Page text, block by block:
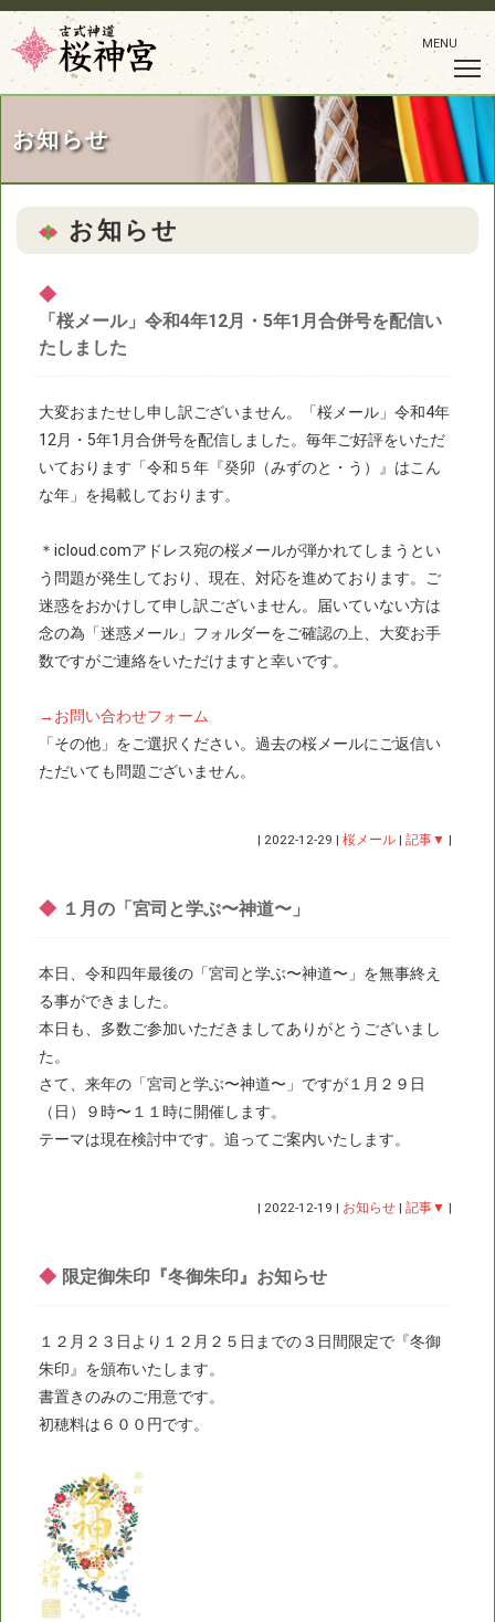
MENU
お知らせ
お知らせ
◆
「桜メール」令和4年12月・5年1月合併号を配信い
たしました
大変おまたせし申し訳ございません。「桜メール」令和4年
12月・5年1月合併号を配信しました。毎年ご好評をいただ
いております「令和５年『癸卯（みずのと・う）』はこん
な年」を掲載しております。
＊icloud.comアドレス宛の桜メールが弾かれてしまうとい
う問題が発生しており、現在、対応を進めております。ご
迷惑をおかけして申し訳ございません。届いていない方は
念の為「迷惑メール」フォルダーをご確認の上、大変お手
数ですがご連絡をいただけますと幸いです。
→お問い合わせフォーム
「その他」をご選択ください。過去の桜メールにご返信い
ただいても問題ございません。
| 2022-12-29 |桜メール |記事▼ |
◆ １月の「宮司と学ぶ〜神道〜」
本日、令和四年最後の「宮司と学ぶ〜神道〜」を無事終え
る事ができました。
本日も、多数ご参加いただきましてありがとうございまし
た。
さて、来年の「宮司と学ぶ〜神道〜」ですが１月２９日
（日）９時〜１１時に開催します。
テーマは現在検討中です。追ってご案内いたします。
| 2022-12-19 | お知らせ |記事▼ |
◆ 限定御朱印『冬御朱印』お知らせ
１２月２３日より１２月２５日までの３日間限定で『冬御
朱印』を頒布いたします。
書置きのみのご用意です。
初穂料は６００円です。